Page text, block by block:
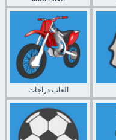
العاب دراجات